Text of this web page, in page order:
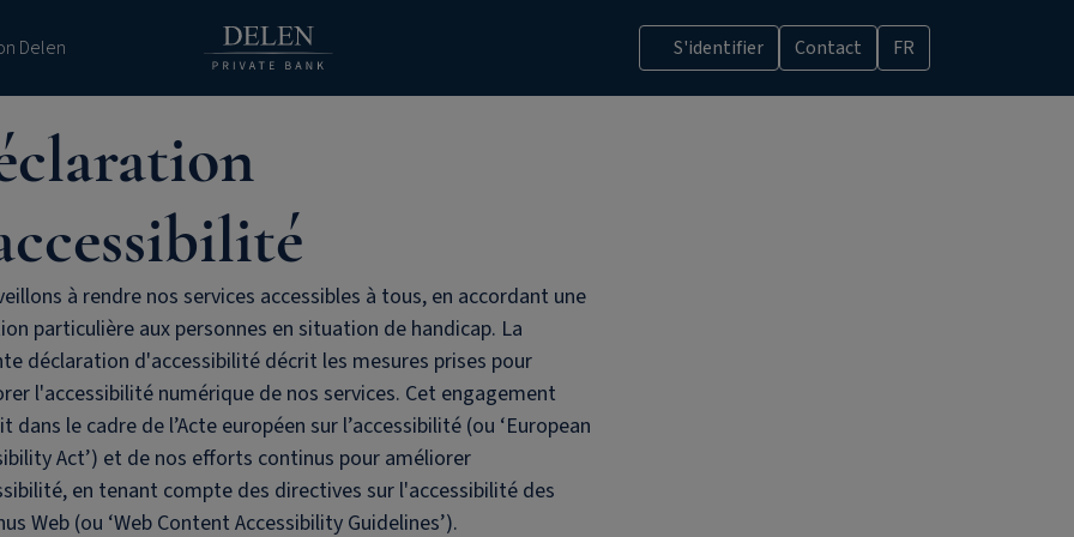
Delen S'identifier Contact FR
à rendre nos services accessibles à tous, en accordant une
particulière aux personnes en situation de handicap. La
déclaration d'accessibilité décrit les mesures prises pour
l'accessibilité numérique de nos services. Cet engagement
dans le cadre de l’Acte européen sur l’accessibilité (ou ‘European
Act’) et de nos efforts continus pour améliorer
en tenant compte des directives sur l'accessibilité des
Web (ou ‘Web Content Accessibility Guidelines’).